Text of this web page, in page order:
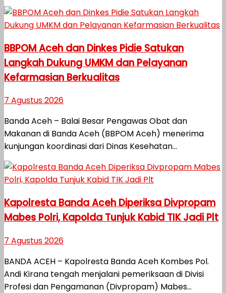
BBPOM Aceh dan Dinkes Pidie Satukan
Langkah Dukung UMKM dan Pelayanan
Kefarmasian Berkualitas
7 Agustus 2026
Banda Aceh – Balai Besar Pengawas Obat dan
Makanan di Banda Aceh (BBPOM Aceh) menerima
kunjungan koordinasi dari Dinas Kesehatan...
Kapolresta Banda Aceh Diperiksa Divpropam
Mabes Polri, Kapolda Tunjuk Kabid TIK Jadi Plt
7 Agustus 2026
BANDA ACEH – Kapolresta Banda Aceh Kombes Pol.
Andi Kirana tengah menjalani pemeriksaan di Divisi
Profesi dan Pengamanan (Divpropam) Mabes...